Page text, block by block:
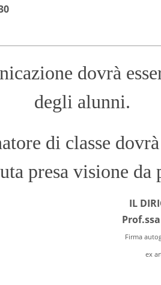
dovrà
degli alunni.
di classe
presa visione da
IL
Firma
ex